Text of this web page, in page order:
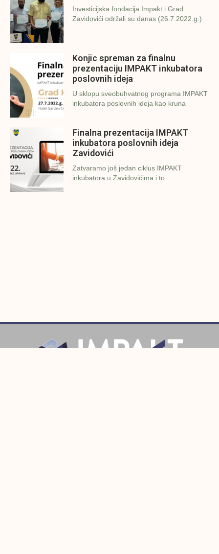
Investicijska fondacija Impakt i Grad
Zavidovići održali su danas (26.7.2022.g.)
Konjic spreman za finalnu
prezentaciju IMPAKT inkubatora
poslovnih ideja
U sklopu sveobuhvatnog programa IMPAKT
inkubatora poslovnih ideja kao kruna
Finalna prezentacija IMPAKT
inkubatora poslovnih ideja
Zavidovići
Zatvaramo još jedan ciklus IMPAKT
inkubatora u Zavidovićima i to